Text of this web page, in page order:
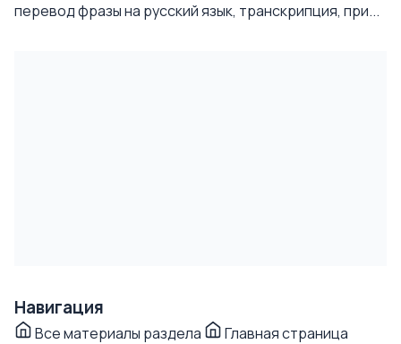
перевод фразы на русский язык, транскрипция, при...
Навигация
Все материалы раздела Главная страница